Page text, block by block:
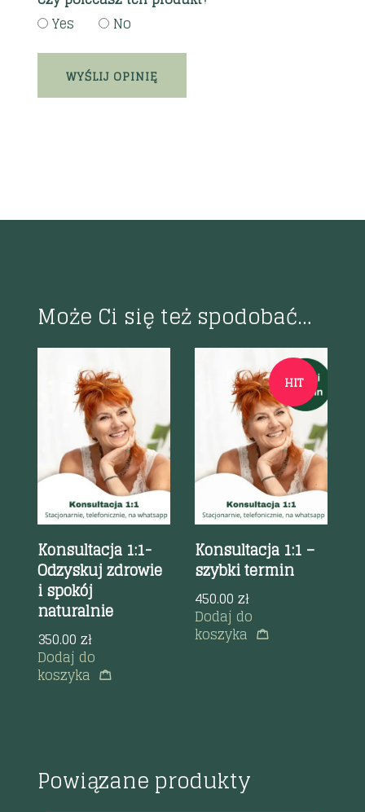
Yes
No
Może Ci się też spodobać…
Szybki podgląd
Konsultacja 1:1-
Odzyskuj zdrowie
i spokój
naturalnie
350.00zł
Dodaj do
koszyka
HIT
Szybki podgląd
Konsultacja 1:1 –
szybki termin
450.00zł
Dodaj do
koszyka
Powiązane produkty